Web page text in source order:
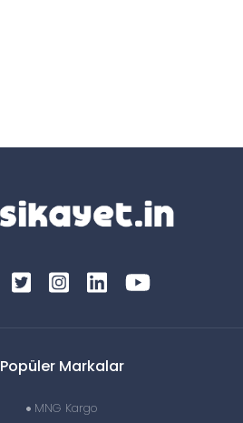
Popüler Markalar
MNG Kargo